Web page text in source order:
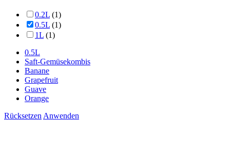
0.2L (1)
0.5L (1)
1L (1)
0.5L
Saft-Gemüsekombis
Banane
Grapefruit
Guave
Orange
Rücksetzen Anwenden